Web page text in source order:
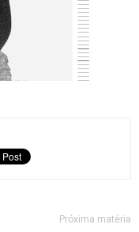
Próxima matéria